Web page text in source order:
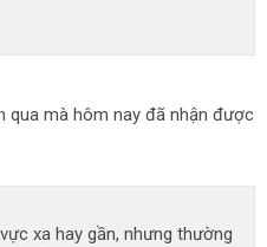
qua mà hôm nay đã nhận được
xa hay gần, nhưng thường